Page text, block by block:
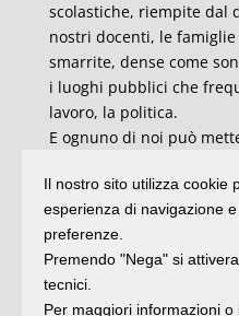
scolastiche, riempite dal
nostri docenti, le
smarrite, dense come
i luoghi pubblici che
lavoro, la politica.
E ognuno di noi può
individuando in esse
sua situazione attuale,
delle tante analisi.
una incontenibile
dalla ricerca di ciò che
Il nostro sito utilizza cookie
esperienza di navigazione
preferenze.
Premendo "Nega" si
tecnici.
Per maggiori informazioni